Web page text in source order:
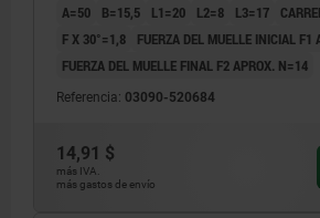
A=50
B=15,5 L1=20 L2=8 L3=17
F X 30°=1,8
FUERZA DEL MUELLE INICIAL F1
FUERZA DEL MUELLE FINAL F2 APROX. N=14
Referencia: 03090-520684
14,91 $
más IVA.
más gastos de envío